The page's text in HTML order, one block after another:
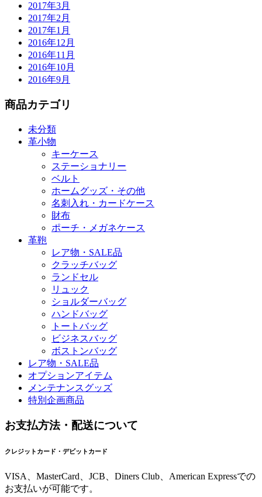
2017年3月
2017年2月
2017年1月
2016年12月
2016年11月
2016年10月
2016年9月
商品カテゴリ
未分類
革小物
キーケース
ステーショナリー
ベルト
ホームグッズ・その他
名刺入れ・カードケース
財布
ポーチ・メガネケース
革鞄
レア物・SALE品
クラッチバッグ
ランドセル
リュック
ショルダーバッグ
ハンドバッグ
トートバッグ
ビジネスバッグ
ボストンバッグ
レア物・SALE品
オプションアイテム
メンテナンスグッズ
特別企画商品
お支払方法・配送について
クレジットカード・デビットカード
VISA、MasterCard、JCB、Diners Club、American Expressでの
お支払いが可能です。